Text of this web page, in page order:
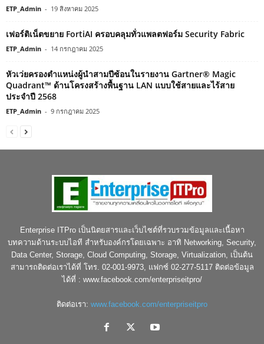
ETP_Admin - 19 สิงหาคม 2025
เฟอร์ติเน็ตขยาย FortiAI ครอบคลุมทั่วแพลตฟอร์ม Security Fabric
ETP_Admin - 14 กรกฎาคม 2025
หัวเว่ยครองตำแหน่งผู้นำสามปีซ้อนในรายงาน Gartner® Magic
Quadrant™ ด้านโครงสร้างพื้นฐาน LAN แบบใช้สายและไร้สาย
ประจำปี 2568
ETP_Admin - 9 กรกฎาคม 2025
Enterprise ITPro เป็นนิตยสารและเว็บไซต์ที่รวบรวมข้อมูลและเนื้อหา
บทความด้านระบบไอที สำหรับองค์กรโดยเฉพาะ อาทิ Networking, Security,
Data Center, Storage, Cloud Computing, Storage, Virtualization, เป็นต้น
สามารถติดต่อเราได้ที่ โทร. 02-001-9973, แฟกซ์ 02-277-5117 ติดต่อข้อมูล
ได้ที่ : www.facebook.com/enterpriseitpro/
ติดต่อเรา: www.facebook.com/enterpriseitpro